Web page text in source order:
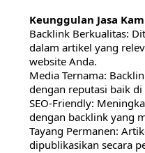
Keunggulan Jasa
Backlink Berkualitas:
dalam artikel yang
website Anda.
Media Ternama:
dengan reputasi baik
SEO-Friendly:
dengan backlink yang
Tayang Permanen:
dipublikasikan secara